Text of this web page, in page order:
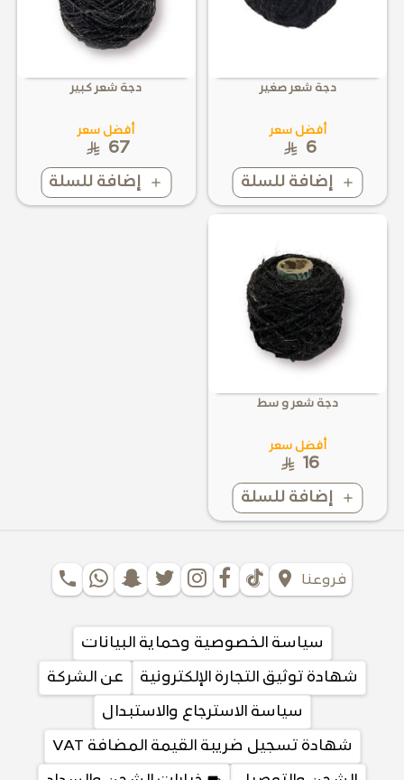
إضافة للسلة
دجة شعر صغير
أفضل سعر
6
إضافة للسلة
دجة شعر كبير
أفضل سعر
67
إضافة للسلة
دجة شعر و سط
أفضل سعر
16
phone location_on فروعنا
سياسة الخصوصية وحماية البيانات
شهادة توثيق التجارة الإلكترونية عن الشركة
سياسة الاسترجاع والاستبدال
شهادة تسجيل ضريبة القيمة المضافة VAT